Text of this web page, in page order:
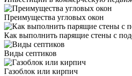
Преимущества угловых окон
Как выполнить парящие стены с
Виды септиков
Газоблок или кирпич